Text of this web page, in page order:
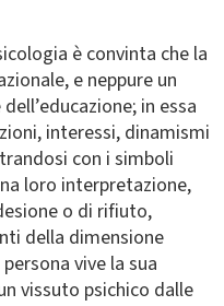
è convinta che la
e neppure un
in essa
interessi, dinamismi
con i simboli
loro interpretazione,
o di rifiuto,
della dimensione
vive la sua
vissuto psichico dalle